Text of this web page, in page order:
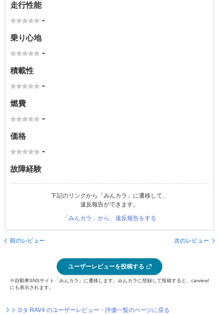
走行性能
-
乗り心地
-
積載性
-
燃費
-
価格
-
故障経験
下記のリンクから「みんカラ」に遷移して、
違反報告ができます。
「みんカラ」から、違反報告をする
前のレビュー 次のレビュー
ユーザーレビューを投稿する
※自動車SNSサイト「みんカラ」に遷移します。みんカラに登録して投稿すると、carview!
にも表示されます。
トヨタ RAV4 のユーザーレビュー・評価一覧のページに戻る